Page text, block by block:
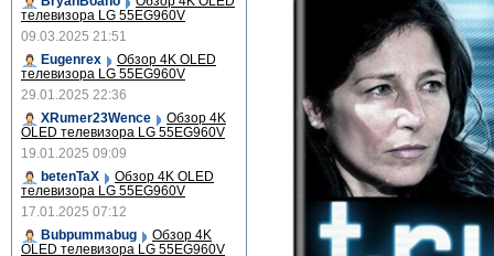
телевизора LG 55EG960V
09.03.2025 21:51
Eugenrex
Обзор 4K OLED
телевизора LG 55EG960V
29.01.2025 22:36
XRumer23Wence
Обзор 4K
OLED телевизора LG 55EG960V
19.01.2025 09:09
betenTaX
Обзор 4K OLED
телевизора LG 55EG960V
17.01.2025 07:12
Bubpummabug
Обзор 4K
OLED телевизора LG 55EG960V